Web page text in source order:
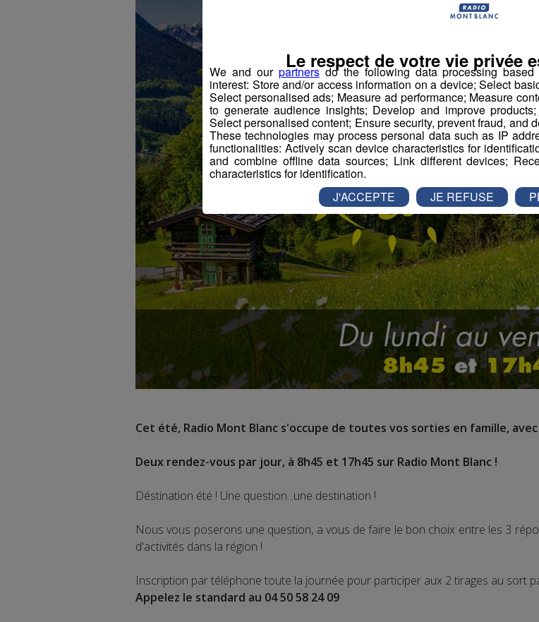
Cet été, Radio Mont Blanc s'occupe de toutes vos sorties en famille,
Deux rendez-vous par jour, à 8h45 et 17h45 sur Radio Mont Blanc !
Déstination été ! Une question...une destination !
Nous vous poserons une question, a vous de faire le bon choix entre les 3
d'activités dans la région !
Inscription par téléphone toute la journée pour participer aux 2 tirages au sort
Appelez le standard au 04 50 58 24 09
We and our partnersdo the following data processing
interest: Store and/or access information on a device; Select
Select personalised ads; Measure ad performance; Measure
to generate audience insights; Develop and improve
Select personalised content; Ensure security, prevent fraud, and
These technologies may process personal data such as IP
functionalities: Actively scan device characteristics for
and combine offline data sources; Link different devices;
characteristics for identification.
Le respect de votre vie privée
J'ACCEPTE JE REFUSE